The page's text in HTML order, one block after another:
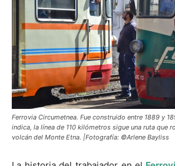
Ferrovia Circumetnea. Fue construido entre 1889 y
indica, la línea de 110 kilómetros sigue una ruta que
volcán del Monte Etna. |Fotografía: ©Arlene Bayliss